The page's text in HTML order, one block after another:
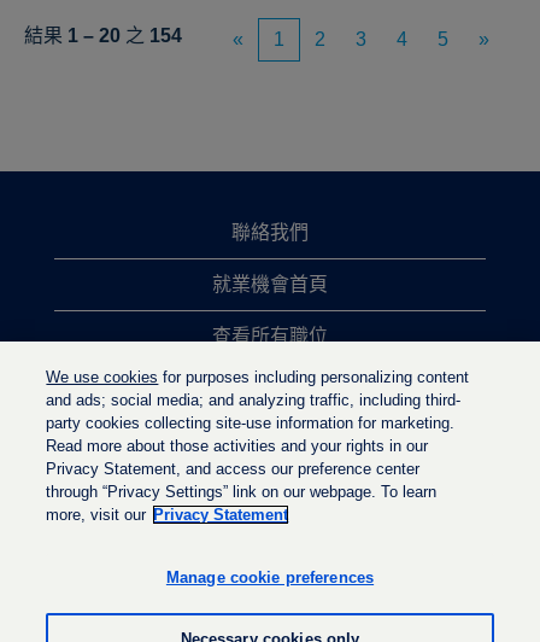
結果 1 – 20 之 154 « 1 2 3 4 5 »
聯絡我們
就業機會首頁
查看所有職位
熱門職位搜尋
隱私權政策
的
引
標
的
引
We use cookies for purposes including personalizing content
and ads; social media; and analyzing traffic, including third-
party cookies collecting site-use information for marketing.
Read more about those activities and your rights in our
Privacy Statement, and access our preference center
through “Privacy Settings” link on our webpage. To learn
more, visit our Privacy Statement
Manage cookie preferences